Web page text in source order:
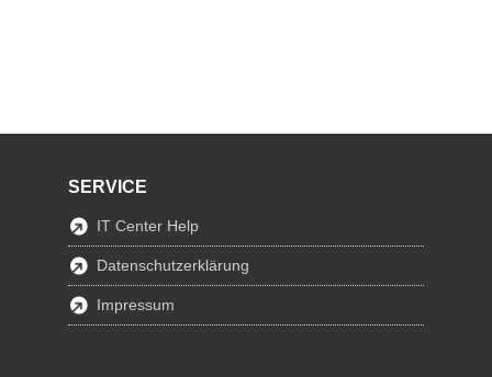
SERVICE
IT Center Help
Datenschutzerklärung
Impressum